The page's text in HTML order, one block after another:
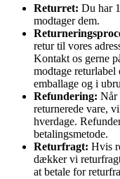
Returret: Du har
modtager dem.
retur til vores
Kontakt os gerne
modtage
emballage og i
Refundering: Når
returnerede vare,
hverdage.
betalingsmetode.
Returfragt: Hvis
dækker vi
at betale for